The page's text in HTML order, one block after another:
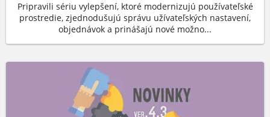
Pripravili sériu vylepšení, ktoré modernizujú používateľské
prostredie, zjednodušujú správu užívateľských nastavení,
objednávok a prinášajú nové možno...